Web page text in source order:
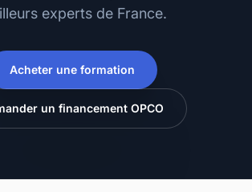
experts de France.
Acheter une formation
un financement OPCO